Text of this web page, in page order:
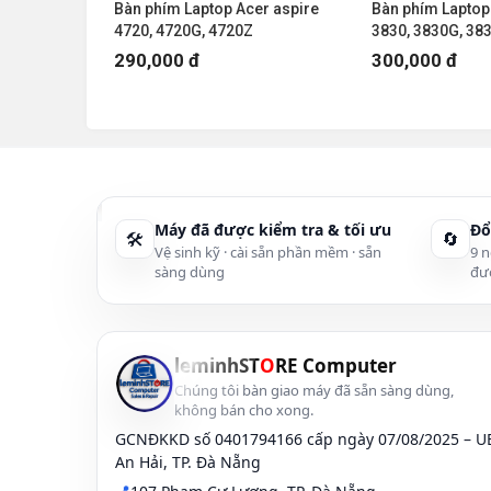
📌 Địa chỉ: 246A Phạm Cự Lượng , TP Đà Nẵng
leminhSTORE - chuyên mua bán Laptop cũ giá rẻ
Địa chỉ:246A Phạm Cự Lượng, TP Đà Nẵng
Hotline:0236 7777 999(Zalo): 0915 81 99 67
Email:leminhstore.vn@gmail.com
246A Phạm Cự Lượng, Phường An Hải Đông,
Bàn phím Laptop Acer aspire
4720, 4720G, 4720Z
290,000 đ
Bàn phím
3830, 3830G,
300,000 đ
🛠 Máy đã được kiểm tra & tối ưu
Vệ sinh kỹ · cài sẵn phần mềm · sẵn
sàng dùng
🔄
9
leminhSTORE Computer
Chúng tôi bàn giao máy đã sẵn sàng dùng,
không bán cho xong.
GCNĐKKD số 0401794166 cấp ngày 07/08/2025 –
An Hải, TP. Đà Nẵng